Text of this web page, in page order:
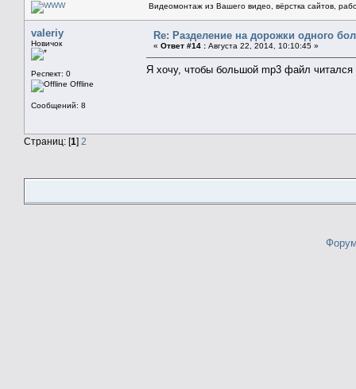
Видеомонтаж из Вашего видео, вёрстка сайтов,
valeriy
Новичок
Респект: 0
Offline
Сообщений: 8
Re: Разделение на дорожки одного
« Ответ #14 : Августа 22, 2014, 10:10:45 »
Я хочу, чтобы большой mp3 файл
Страниц: [1] 2